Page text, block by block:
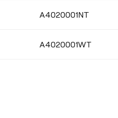
A4020001NT
A4020001WT